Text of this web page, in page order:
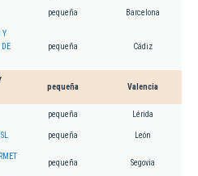
pequeña Barcelona
Y
pequeña Cádiz
pequeña Valencia
pequeña Lérida
pequeña León
pequeña Segovia